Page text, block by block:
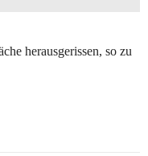
herausgerissen, so zu